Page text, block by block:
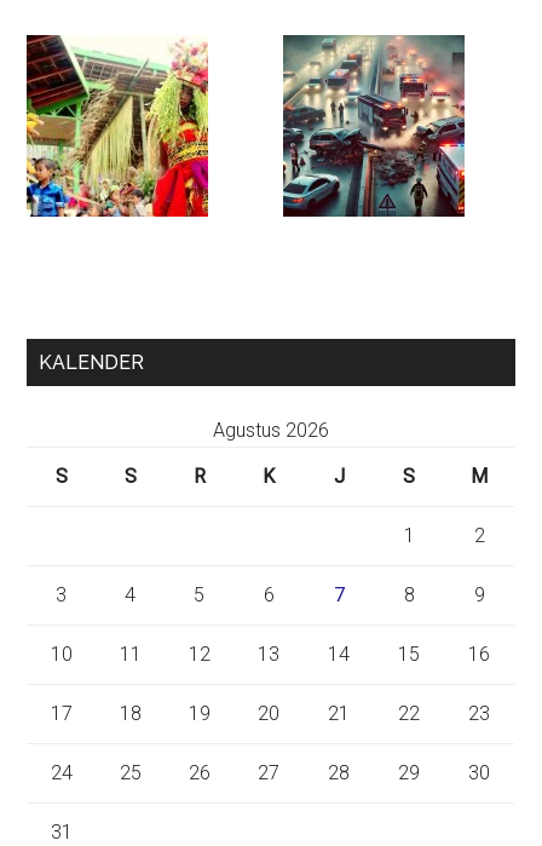
KALENDER
Agustus 2026
S
S R K J S M
1 2
3 4 5 6 7 8 9
10 11 12 13 14 15 16
17 18 19 20 21 22 23
24 25 26 27 28 29 30
31